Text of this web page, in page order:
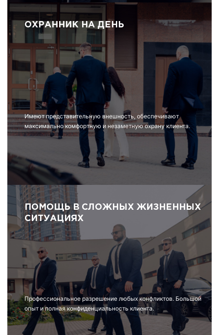
ОХРАННИК НА ДЕНЬ
Имеют представительную внешность, обеспечивают
максимально комфортную и незаметную охрану клиента.
ПОМОЩЬ В СЛОЖНЫХ ЖИЗНЕННЫХ
СИТУАЦИЯХ
Профессиональное разрешение любых конфликтов. Большой
опыт и полная конфиденциальность клиента.